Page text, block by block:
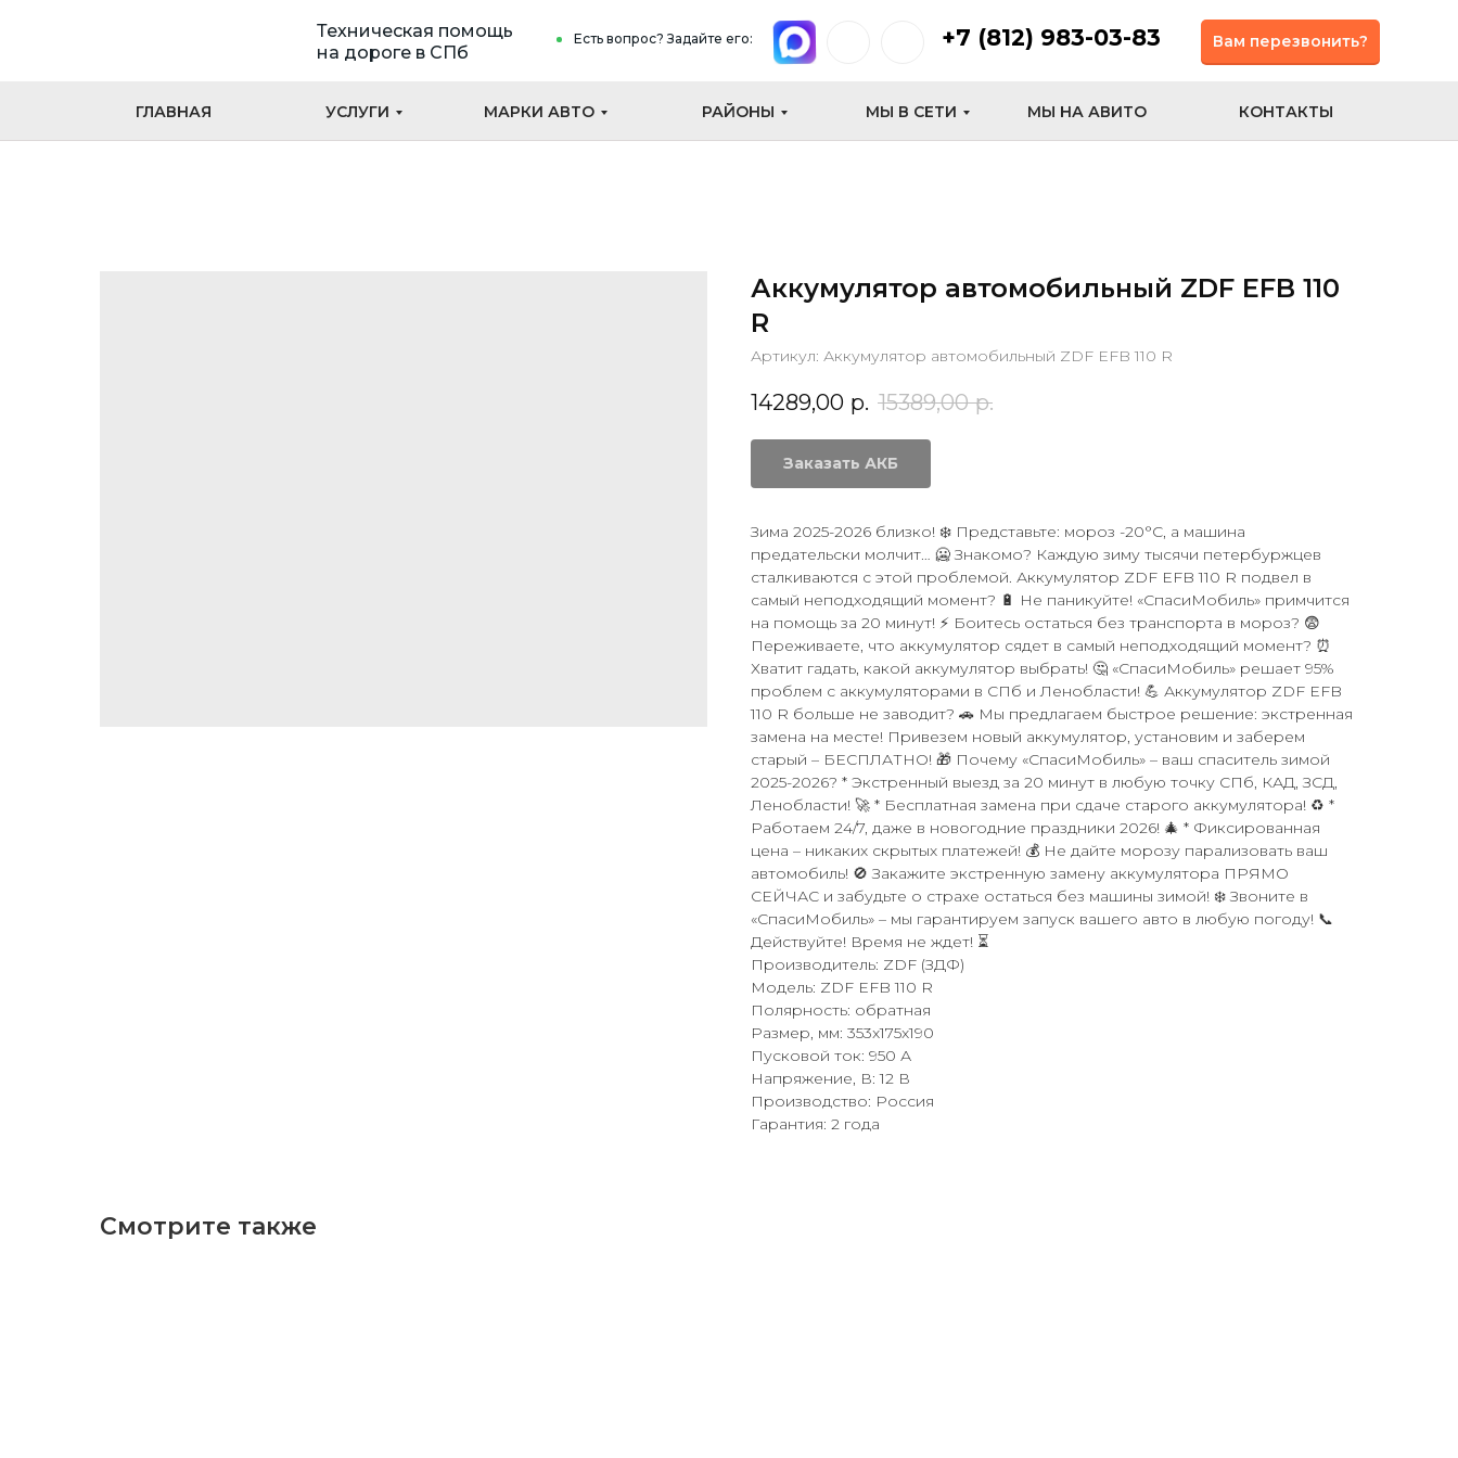
Есть вопрос? Задайте его:
ГЛАВНАЯ
+7 (812) 983-03-83
УСЛУГИ МАРКИ АВТО РАЙОНЫ МЫ В СЕТИ МЫ НА АВИТО КОНТАКТЫ
Вам перезвонить?
Техническая помощь
на дороге в СПб
Аккумулятор автомобильный ZDF EFB 110
R
Артикул: Аккумулятор автомобильный ZDF EFB 110 R
14289,00 р. 15389,00 р.
Заказать АКБ
Зима 2025-2026 близко! ❄️ Представьте: мороз -20°C, а машина
предательски молчит… 🥶 Знакомо? Каждую зиму тысячи петербуржцев
сталкиваются с этой проблемой. Аккумулятор ZDF EFB 110 R подвел в
самый неподходящий момент? 🔋 Не паникуйте! «СпасиМобиль» примчится
на помощь за 20 минут! ⚡ Боитесь остаться без транспорта в мороз? 😨
Переживаете, что аккумулятор сядет в самый неподходящий момент? ⏰
Хватит гадать, какой аккумулятор выбрать! 🤔 «СпасиМобиль» решает 95%
проблем с аккумуляторами в СПб и Ленобласти! 💪 Аккумулятор ZDF EFB
110 R больше не заводит? 🚗 Мы предлагаем быстрое решение: экстренная
замена на месте! Привезем новый аккумулятор, установим и заберем
старый – БЕСПЛАТНО! 🎁 Почему «СпасиМобиль» – ваш спаситель зимой
2025-2026? * Экстренный выезд за 20 минут в любую точку СПб, КАД, ЗСД,
Ленобласти! 🚀 * Бесплатная замена при сдаче старого аккумулятора! ♻️ *
Работаем 24/7, даже в новогодние праздники 2026! 🎄 * Фиксированная
цена – никаких скрытых платежей! 💰 Не дайте морозу парализовать ваш
автомобиль! 🚫 Закажите экстренную замену аккумулятора ПРЯМО
СЕЙЧАС и забудьте о страхе остаться без машины зимой! ❄️ Звоните в
«СпасиМобиль» – мы гарантируем запуск вашего авто в любую погоду! 📞
Действуйте! Время не ждет! ⏳
Производитель: ZDF (ЗДФ)
Модель: ZDF EFB 110 R
Полярность: обратная
Размер, мм: 353x175x190
Пусковой ток: 950 А
Напряжение, В: 12 В
Производство: Россия
Гарантия: 2 года
Смотрите также